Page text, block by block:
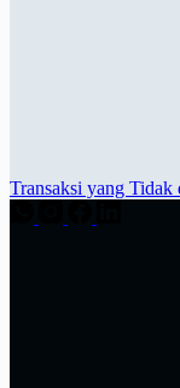
Transaksi yang Tidak